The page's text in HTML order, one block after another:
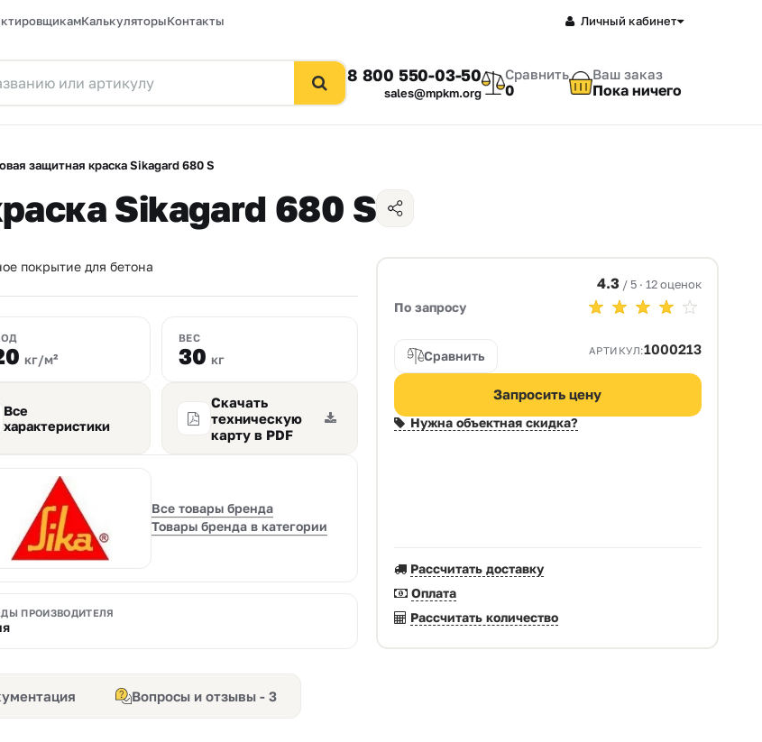
КалькуляторыКонтакты Личный кабинет
8 800 550-03-50
sales@mpkm.org
Сравнить
0
Ваш заказ
Пока ничего
защитная краска Sikagard 680 S
Sikagard 680 S
покрытие для бетона
кг/м²
ВЕС
30 кг
Все
характеристики
Скачать
техническую
карту в PDF
Все товары бренда
Товары бренда в категории
ПРОИЗВОДИТЕЛЯ
По запросу
4.3 / 5 · 12 оценок
Сравнить АРТИКУЛ:1000213
Запросить цену
Нужна объектная скидка?
Рассчитать доставку
Оплата
Рассчитать количество
Вопросы и отзывы - 3